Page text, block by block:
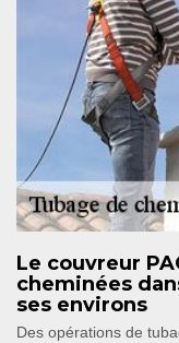
Le couvreur
cheminées
ses environs
Des opérations de